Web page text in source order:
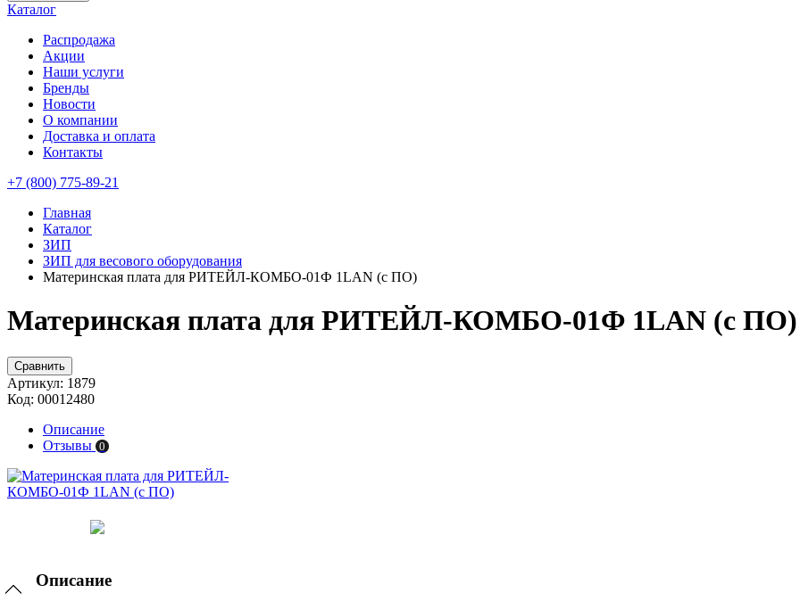
Каталог
Распродажа
Акции
Наши услуги
Бренды
Новости
О компании
Доставка и оплата
Контакты
+7 (800) 775-89-21
Главная
Каталог
ЗИП
ЗИП для весового оборудования
Материнская плата для РИТЕЙЛ-КОМБО-01Ф 1LAN (с ПО)
Материнская плата для РИТЕЙЛ-КОМБО-01Ф 1LAN (с ПО)
Сравнить
Артикул: 1879
Код: 00012480
Описание
Отзывы 0
Описание